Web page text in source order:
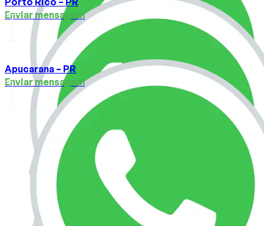
Enviar mensagem
Apucarana – PR
Enviar mensagem